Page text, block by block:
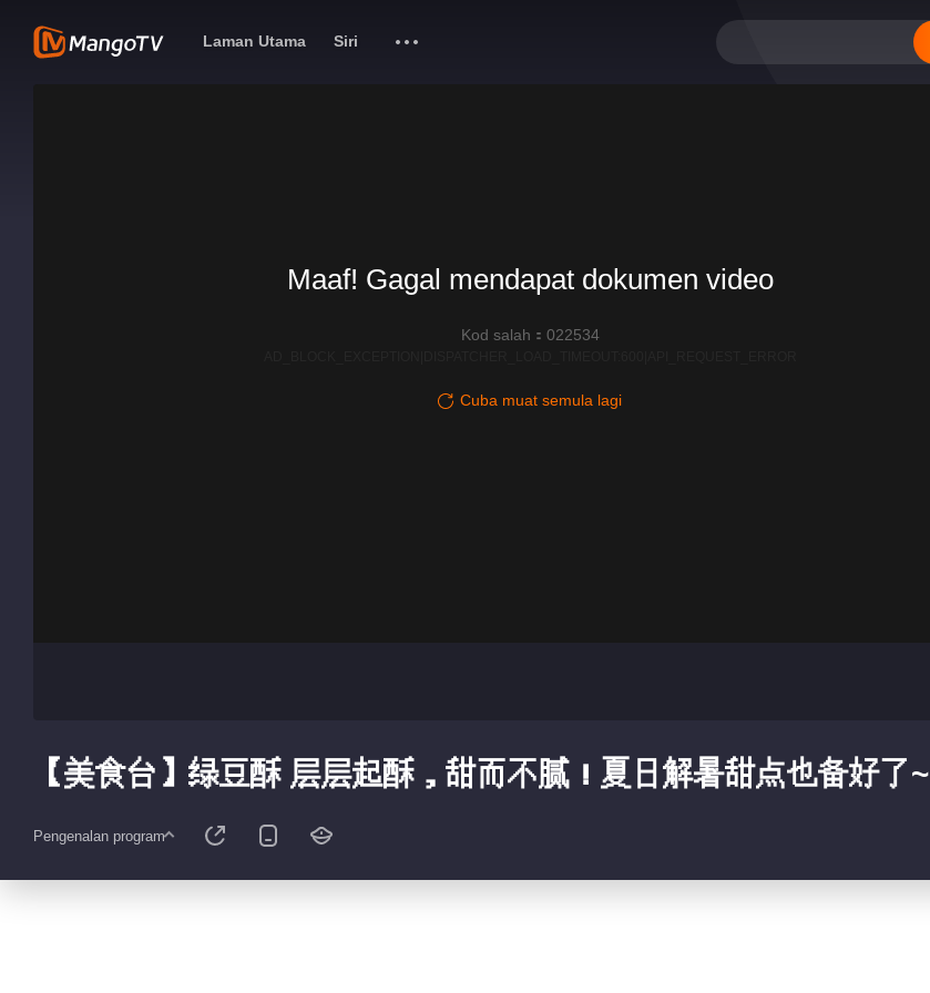
Laman Utama Siri
Maaf! Gagal mendapat dokumen video
Kod salah：022534
Cuba muat semula lagi
【美食台】绿豆酥 层层起酥，甜而不腻！夏日解暑甜点也备好了~
Pengenalan program